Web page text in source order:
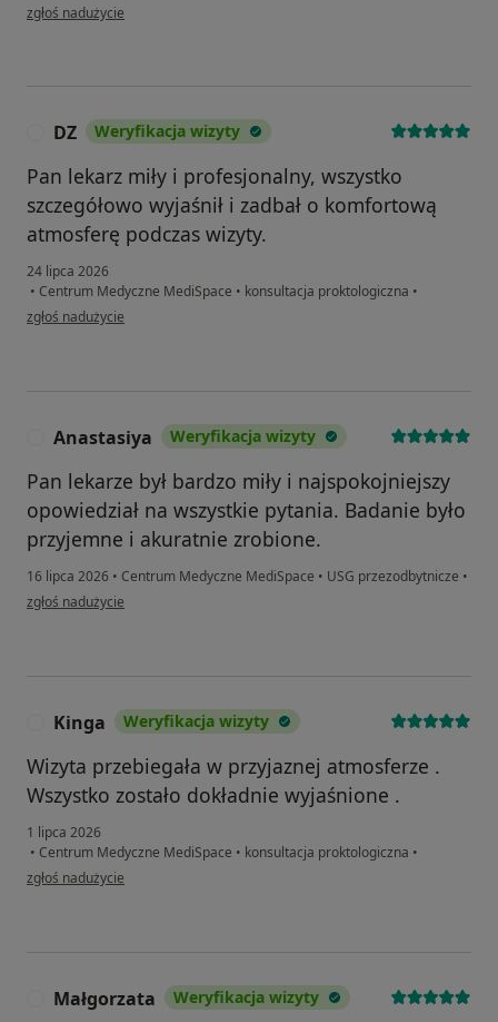
w opinii użytkownika Anna
zgłoś nadużycie
DZ Weryfikacja wizyty
Pan lekarz miły i profesjonalny, wszystko
szczegółowo wyjaśnił i zadbał o komfortową
atmosferę podczas wizyty.
24 lipca 2026
• Centrum Medyczne MediSpace • konsultacja proktologiczna •
w opinii użytkownika DZ
zgłoś nadużycie
Anastasiya Weryfikacja wizyty
Pan lekarze był bardzo miły i najspokojniejszy
opowiedział na wszystkie pytania. Badanie było
przyjemne i akuratnie zrobione.
16 lipca 2026 • Centrum Medyczne MediSpace • USG przezodbytnicze •
w opinii użytkownika Anastasiya
zgłoś nadużycie
Kinga Weryfikacja wizyty
Wizyta przebiegała w przyjaznej atmosferze .
Wszystko zostało dokładnie wyjaśnione .
1 lipca 2026
• Centrum Medyczne MediSpace • konsultacja proktologiczna •
w opinii użytkownika Kinga
zgłoś nadużycie
Małgorzata Weryfikacja wizyty